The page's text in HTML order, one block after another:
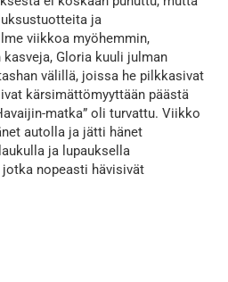
ja
viikkoa myöhemmin,
Gloria kuuli julman
välillä, joissa he pilkkasivat
kärsimättömyyttään päästä
matka” oli turvattu. Viikko
autolla ja jätti hänet
ja lupauksella
nopeasti hävisivät